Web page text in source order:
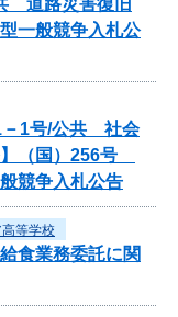
一般競争入札公
－1号/公共 社会
】（国）256号
競争入札公告
等学校
食業務委託に関